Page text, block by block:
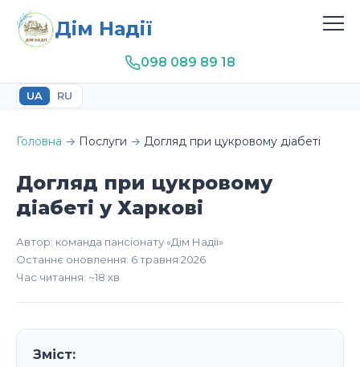
Дім Надії
098 089 89 18
UA RU
Головна → Послуги → Догляд при цукровому діабеті
Догляд при цукровому
діабеті у Харкові
Автор: команда пансіонату «Дім Надії»
Останнє оновлення: 6 травня 2026
Час читання: ~18 хв
Зміст: